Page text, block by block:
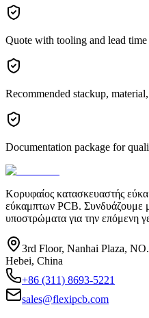
Quote with tooling and lead
Recommended stackup,
Documentation package for
Κορυφαίος κατασκευαστής
εύκαμπτων PCB. Συνδυάζουμε
υποστρώματα για την επόμενη
3rd Floor, Nanhai Plaza,
Hebei, China
+86 (311) 8693-5221
sales@flexipcb.com